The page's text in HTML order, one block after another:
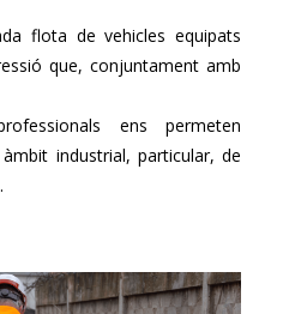
flota de vehicles equipats
que, conjuntament amb
ens permeten
industrial, particular, de